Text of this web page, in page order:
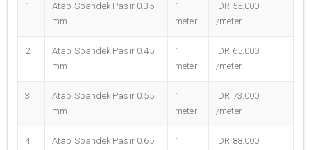
1
Atap Spandek Pasir 0.35
mm
1
meter
IDR 55.000
/meter
2
Atap Spandek Pasir 0.45
mm
1
meter
IDR 65.000
/meter
3
Atap Spandek Pasir 0.55
mm
1
meter
IDR 73.000
/meter
4
Atap Spandek Pasir 0.65
1
IDR 88.000